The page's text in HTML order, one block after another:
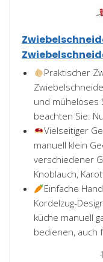
Praktischer
und müheloses
beachten Sie:
Vielseitiger
manuell klein
verschiedener
Knoblauch,
Einfache
Kordelzug-
küche manuell
bedienen, auch